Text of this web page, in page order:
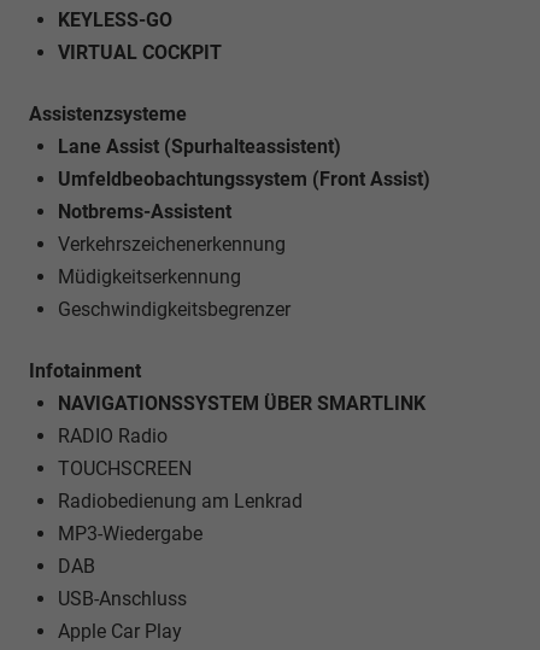
KEYLESS-GO
VIRTUAL COCKPIT
Assistenzsysteme
Lane Assist (Spurhalteassistent)
Umfeldbeobachtungssystem (Front Assist)
Notbrems-Assistent
Verkehrszeichenerkennung
Müdigkeitserkennung
Geschwindigkeitsbegrenzer
Infotainment
NAVIGATIONSSYSTEM ÜBER SMARTLINK
RADIO Radio
TOUCHSCREEN
Radiobedienung am Lenkrad
MP3-Wiedergabe
DAB
USB-Anschluss
Apple Car Play